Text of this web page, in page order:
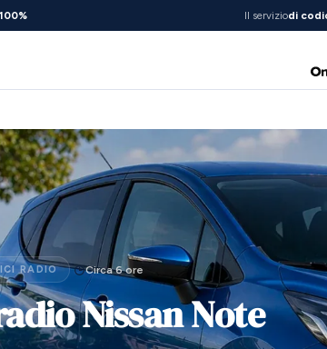
Il serviziodi
RADIO Circa 6 ore
Nissan Note